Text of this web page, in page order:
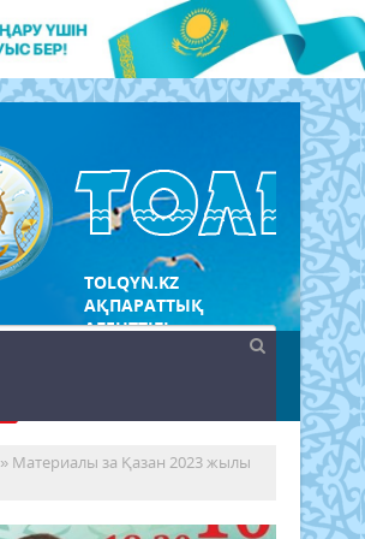
TOLQYN.KZ
АҚПАРАТТЫҚ
АГЕНТТІГІ
» Материалы за Қазан 2023 жылы